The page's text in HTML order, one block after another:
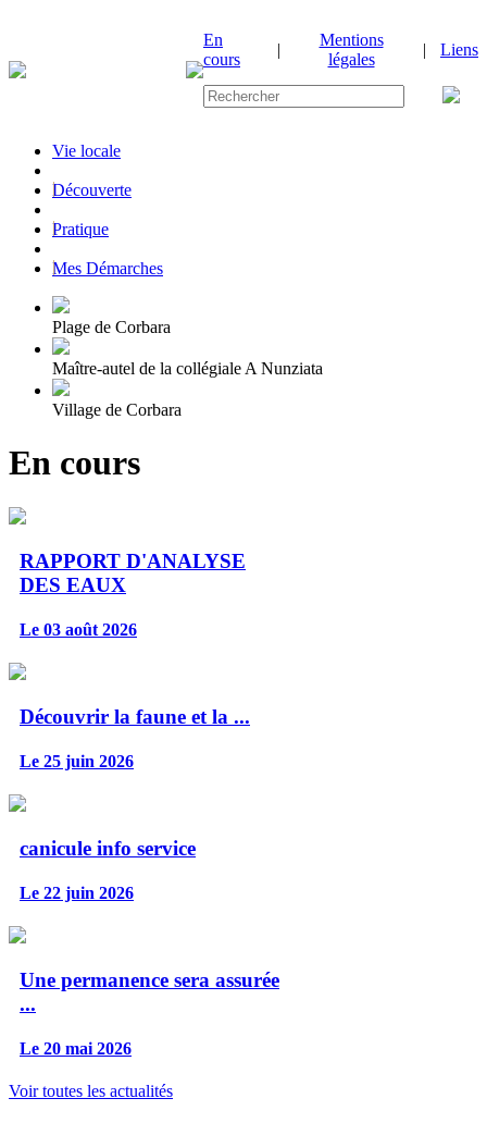
En
cours
|
Mentions
légales
| Liens
Vie locale
|Découverte
|Pratique
|Mes Démarches
Plage de Corbara
Maître-autel de la collégiale A Nunziata
Village de Corbara
En cours
RAPPORT D'ANALYSE
DES EAUX
Le 03 août 2026
Découvrir la faune et la ...
Le 25 juin 2026
canicule info service
Le 22 juin 2026
Une permanence sera assurée
...
Le 20 mai 2026
Voir toutes les actualités